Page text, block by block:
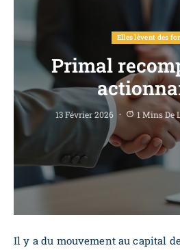
Elles lèvent des
Primal
13 Février 2026 1 Mins De
Il y a du mouvement au capital